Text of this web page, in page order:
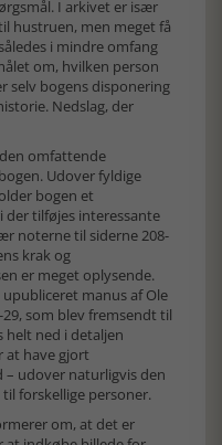
I arkivet er især
hustruen, men meget få
i mindre omfang
om, hvilken person
selv bogens disponering
Nedslag, der
omfattende
Udover fyldige
bogen et
der tilføjes interessante
noterne til siderne 208-
krak og
er meget oplysende.
manus af Ole
som blev fremsendt til
helt ned i detaljen
at have gjort
udover naturligvis den
forskellige personer.
om, at det er